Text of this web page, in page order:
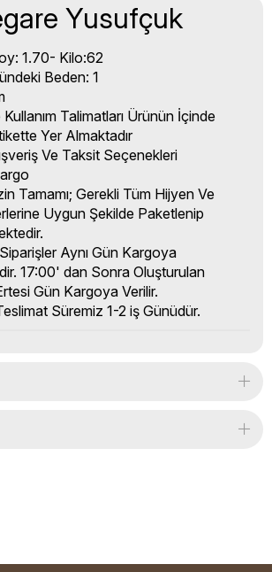
Yusufçuk
1.70- Kilo:62
Beden: 1
Kullanım Talimatları Ürünün İçinde
Yer Almaktadır
Ve Taksit Seçenekleri
Tamamı; Gerekli Tüm Hijyen Ve
Uygun Şekilde Paketlenip
Aynı Gün Kargoya
17:00' dan Sonra Oluşturulan
Gün Kargoya Verilir.
Süremiz 1-2 iş Günüdür.